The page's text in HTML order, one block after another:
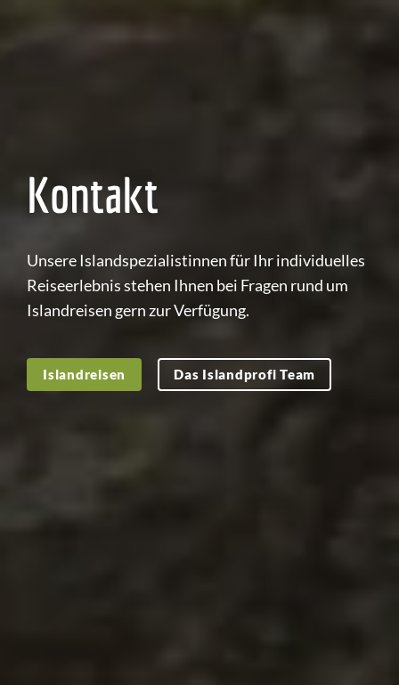
Kontakt
Unsere Islandspezialistinnen für Ihr individuelles
Reiseerlebnis stehen Ihnen bei Fragen rund um
Islandreisen gern zur Verfügung.
Islandreisen Das Islandprofi Team